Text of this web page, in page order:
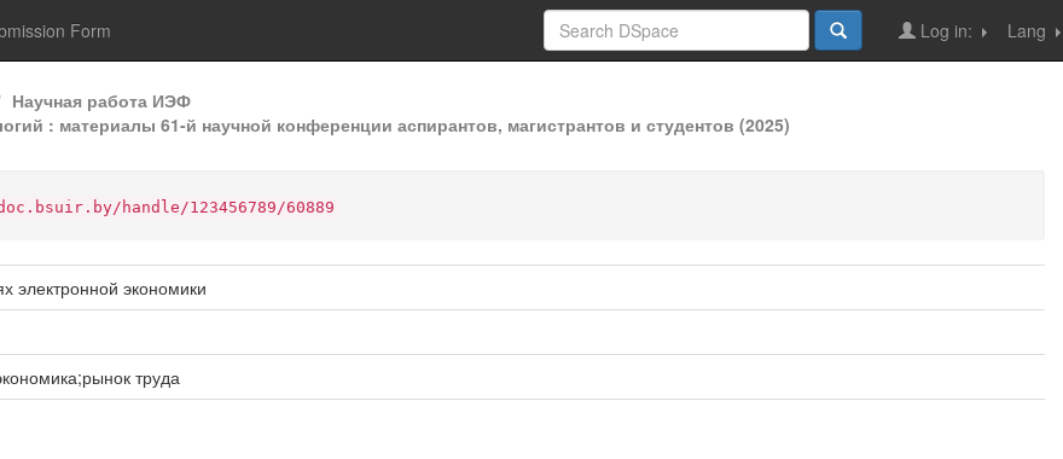
Form Lang
Log in:
Научная работа ИЭФ
: материалы 61-й научной конференции аспирантов, магистрантов и студентов (2025)
handle/123456789/60889
электронной экономики
труда